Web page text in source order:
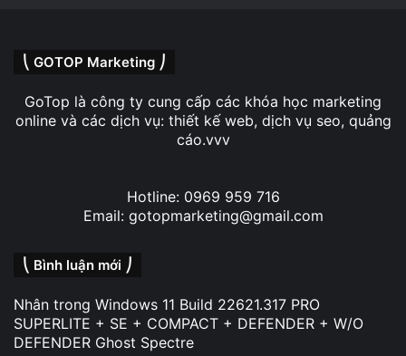
⎝ GOTOP Marketing ⎠
GoTop là công ty cung cấp các khóa học marketing
online và các dịch vụ: thiết kế web, dịch vụ seo, quảng
cáo.vvv
Hotline: 0969 959 716
Email: gotopmarketing@gmail.com
⎝ Bình luận mới ⎠
Nhân trong Windows 11 Build 22621.317 PRO
SUPERLITE + SE + COMPACT + DEFENDER + W/O
DEFENDER Ghost Spectre